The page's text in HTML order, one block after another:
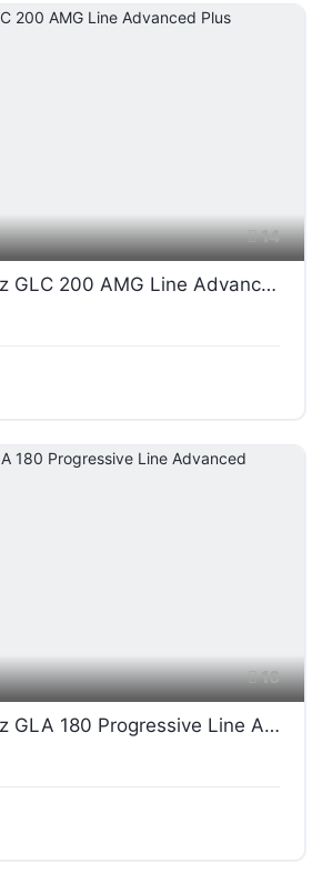
14
Mercedes-Benz GLC 200 AMG Line Advanced Plus
16
Mercedes-Benz GLA 180 Progressive Line Advanced